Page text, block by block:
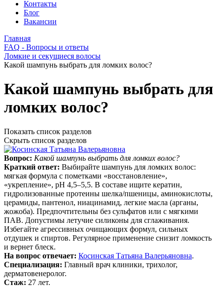
Контакты
Блог
Вакансии
Главная
FAQ - Вопросы и ответы
Ломкие и секущиеся волосы
Какой шампунь выбрать для ломких волос?
Какой шампунь выбрать для
ломких волос?
Показать список разделов
Скрыть список разделов
Вопрос: Какой шампунь выбрать для ломких волос?
Краткий ответ: Выбирайте шампунь для ломких волос:
мягкая формула с пометками «восстановление»,
«укрепление», pH 4,5–5,5. В составе ищите кератин,
гидролизованные протеины шелка/пшеницы, аминокислоты,
церамиды, пантенол, ниацинамид, легкие масла (арганы,
жожоба). Предпочтительны без сульфатов или с мягкими
ПАВ. Допустимы летучие силиконы для сглаживания.
Избегайте агрессивных очищающих формул, сильных
отдушек и спиртов. Регулярное применение снизит ломкость
и вернет блеск.
На вопрос отвечает: Косинская Татьяна Валерьяновна.
Специализация: Главный врач клиники, трихолог,
дерматовенеролог.
Стаж: 27 лет.